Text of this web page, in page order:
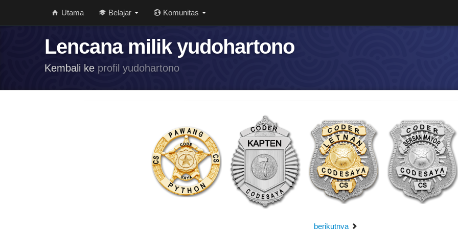
Utama Belajar Komunitas
Lencana milik yudohartono
Kembali ke profil yudohartono
berikutnya